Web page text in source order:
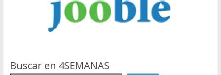
Buscar en 4SEMANAS